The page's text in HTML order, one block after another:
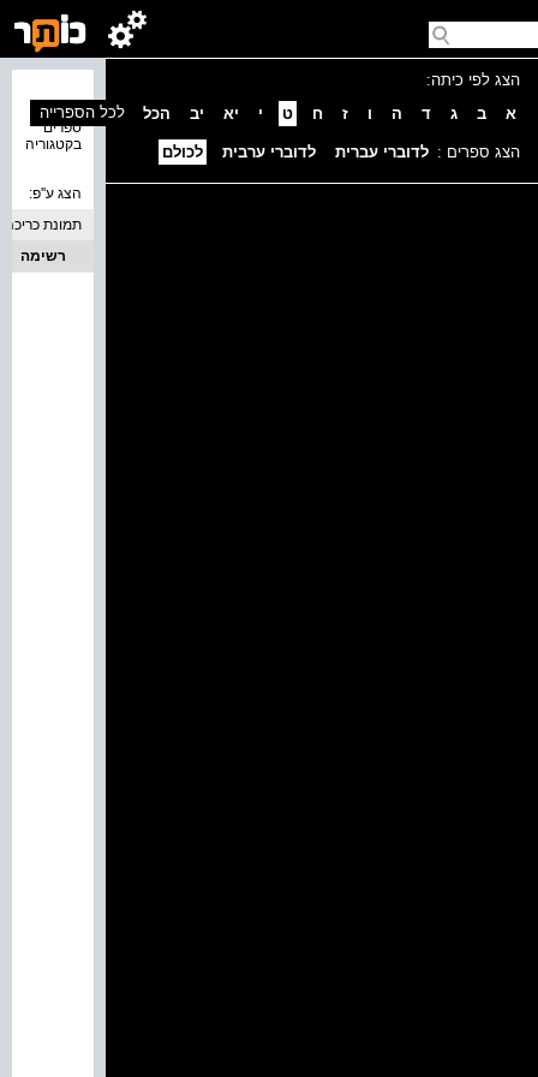
הצג לפי כיתה:
א
ב ג ד ה ו ז ח ט י יא יב הכל
הצג ספרים : לדוברי עברית לדוברי ערבית לכולם
ספרים
בקטגוריה
לכל הספרייה
הצג ע''פ:
תמונת כריכה
רשימה